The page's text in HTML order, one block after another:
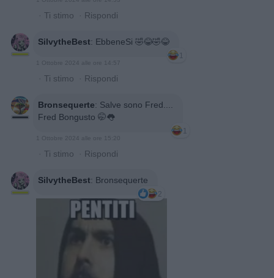
· Ti stimo · Rispondi
SilvytheBest: EbbeneSi 🤣😂🤣😂
1
1 Ottobre 2024 alle ore 14:57
· Ti stimo · Rispondi
Bronsequerte: Salve sono Fred....
Fred Bongusto 🤭👅
1
· Ti stimo · Rispondi
SilvytheBest: Bronsequerte
2